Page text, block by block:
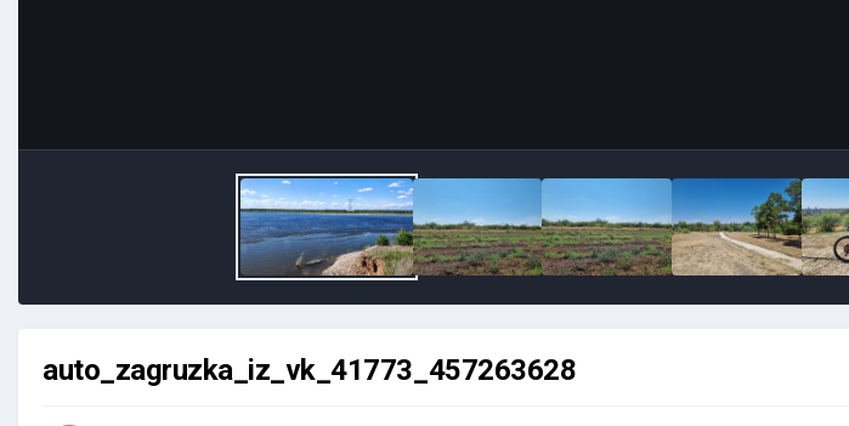
auto_zagruzka_iz_vk_41773_457263628